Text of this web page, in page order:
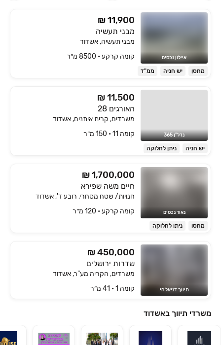
איילון נכסים
₪ 11,900
מבני תעשיה
מבני תעשיה, אשדוד
קומה ‎קרקע‏ • 8500 מ״ר
מחסן יש חניה ממ"ד
נדל"ן 365
₪ 11,500
האורגים 28
משרדים, קרית איתנים, אשדוד
קומה ‎11‏ • 150 מ״ר
יש חניה ניתן לחלוקה
נאור נכסים
₪ 1,700,000
חיים משה שפירא
חנויות/ שטח מסחרי, רובע ד', אשדוד
קומה ‎קרקע‏ • 120 מ״ר
מחסן ניתן לחלוקה
תיווך דניאל חי
₪ 450,000
שדרות ירושלים
משרדים, הקריה מע"ר, אשדוד
קומה ‎1‏ • 41 מ״ר
משרדי תיווך באשדוד